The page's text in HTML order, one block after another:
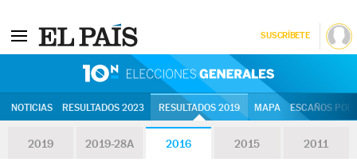
SUSCRÍBETE
NOTICIAS RESULTADOS 2023 RESULTADOS 2019 MAPA ESCAÑOS
2019 2019-28A 2016 2015 2011